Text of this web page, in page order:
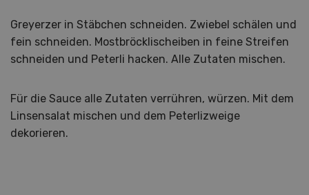
Greyerzer in Stäbchen schneiden. Zwiebel schälen und
fein schneiden. Mostbröcklischeiben in feine Streifen
schneiden und Peterli hacken. Alle Zutaten mischen.
Für die Sauce alle Zutaten verrühren, würzen. Mit dem
Linsensalat mischen und dem Peterlizweige
dekorieren.